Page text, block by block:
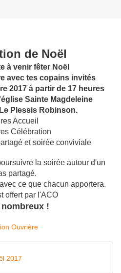
de Noël
à venir fêter Noël
avec tes copains invités
2017 à partir de 17 heures
Sainte Magdeleine
Plessis Robinson.
Accueil
Célébration
et soirée conviviale
la soirée autour d'un
partagé.
ce que chacun apportera.
offert par l'ACO
nombreux !
Ouvrière
2017